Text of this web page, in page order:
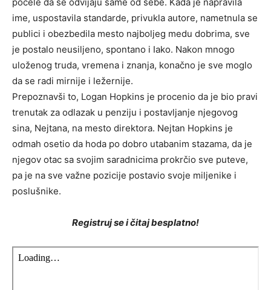
ime, uspostavila standarde, privukla autore, nametnula se
publici i obezbedila mesto najboljeg medu dobrima, sve
je postalo neusiljeno, spontano i Iako. Nakon mnogo
uloženog truda, vremena i znanja, konačno je sve moglo
da se radi mirnije i ležernije.
Prepoznavši to, Logan Hopkins je procenio da je bio pravi
trenutak za odlazak u penziju i postavljanje njegovog
sina, Nejtana, na mesto direktora. Nejtan Hopkins je
odmah osetio da hoda po dobro utabanim stazama, da je
njegov otac sa svojim saradnicima prokrčio sve puteve,
pa je na sve važne pozicije postavio svoje miljenike i
poslušnike.
Registruj se i čitaj besplatno!